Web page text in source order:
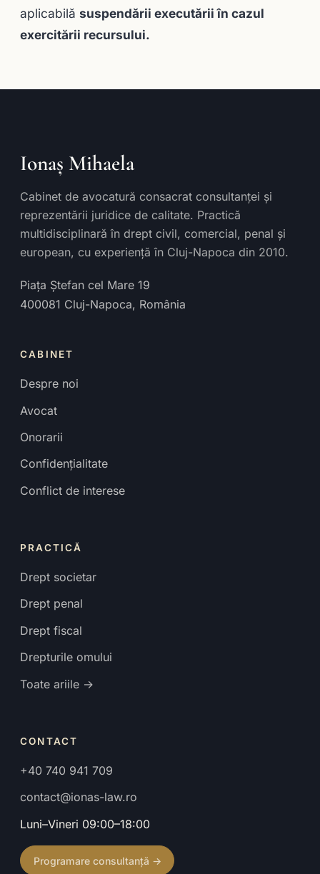
aplicabilă suspendării executării în cazul
exercitării recursului.
Ionaș Mihaela
Cabinet de avocatură consacrat consultanței și
reprezentării juridice de calitate. Practică
multidisciplinară în drept civil, comercial, penal și
european, cu experiență în Cluj-Napoca din 2010.
Piața Ștefan cel Mare 19
400081 Cluj-Napoca, România
CABINET
Despre noi
Avocat
Onorarii
Confidențialitate
Conflict de interese
PRACTICĂ
Drept societar
Drept penal
Drept fiscal
Drepturile omului
Toate ariile →
CONTACT
+40 740 941 709
contact@ionas-law.ro
Luni–Vineri 09:00–18:00
Programare consultanță →